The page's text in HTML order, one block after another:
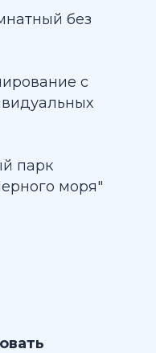
без
с
парк
моря"